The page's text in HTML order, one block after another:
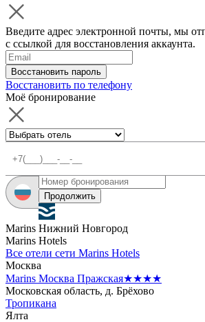
Введите адрес электронной почты, мы
с ссылкой для восстановления аккаунта.
Восстановить пароль
Восстановить по телефону
Моё бронирование
Продолжить
Marins Нижний Новгород
Marins Hotels
Все отели сети Marins Hotels
Москва
Marins Москва Пражская★★★★
Московская область, д. Брёхово
Тропикана
Ялта